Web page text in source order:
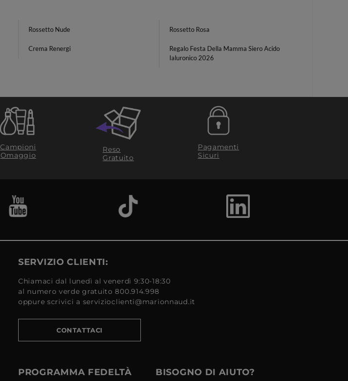
Rossetto Nude Rossetto Rosa
Crema Renergi
Regalo Festa Della Mamma Siero Acido
Ialuronico 2026
Campioni
Omaggio
Reso
Gratuito
Pagamenti
Sicuri
SERVIZIO CLIENTI:
Chiamaci dal lunedì al venerdì 9:30-18:30
al numero verde gratuito 800.914.998
oppure scrivici a servizioclienti@marionnaud.it
CONTATTACI
PROGRAMMA FEDELTÀ BISOGNO DI AIUTO?